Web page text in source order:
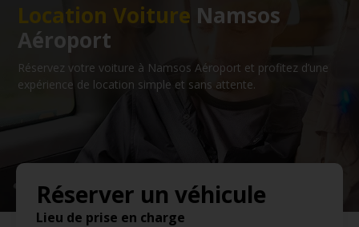
Location Voiture Namsos
Aéroport
Réservez votre voiture à Namsos Aéroport et profitez d’une
expérience de location simple et sans attente.
Réserver un véhicule
Lieu de prise en charge